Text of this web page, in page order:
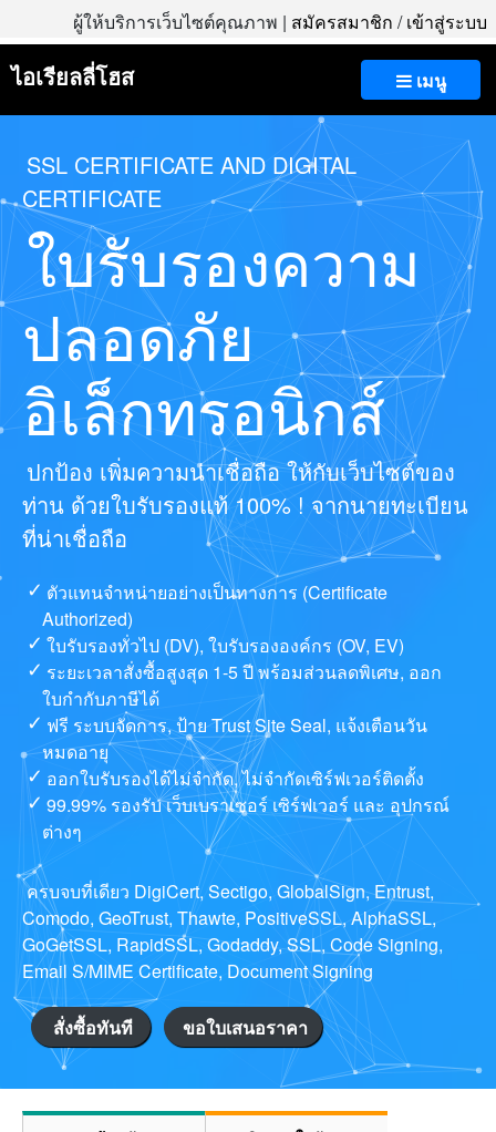
ผู้ให้บริการเว็บไซต์คุณภาพ | สมัครสมาชิก /เข้าสู่ระบบ
เมนู
ไอเรียลลี่โฮส
SSL CERTIFICATE AND DIGITAL
CERTIFICATE
ใบรับรองความ
ปลอดภัย
อิเล็กทรอนิกส์
ปกป้อง เพิ่มความน่าเชื่อถือ ให้กับเว็บไซต์ของ
ท่าน ด้วยใบรับรองแท้ 100% ! จากนายทะเบียน
ที่น่าเชื่อถือ
ตัวแทนจำหน่ายอย่างเป็นทางการ (Certificate
Authorized)
ใบรับรองทั่วไป (DV), ใบรับรององค์กร (OV, EV)
ระยะเวลาสั่งซื้อสูงสุด 1-5 ปี พร้อมส่วนลดพิเศษ, ออก
ใบกำกับภาษีได้
ฟรี ระบบจัดการ, ป้าย Trust Site Seal, แจ้งเตือนวัน
หมดอายุ
ออกใบรับรองได้ไม่จำกัด, ไม่จำกัดเซิร์ฟเวอร์ติดตั้ง
99.99% รองรับ เว็บเบราเซอร์ เซิร์ฟเวอร์ และ อุปกรณ์
ต่างๆ
ครบจบที่เดียว DigiCert, Sectigo, GlobalSign, Entrust,
Comodo, GeoTrust, Thawte, PositiveSSL, AlphaSSL,
GoGetSSL, RapidSSL, Godaddy, SSL, Code Signing,
Email S/MIME Certificate, Document Signing
สั่งซื้อทันที ขอใบเสนอราคา